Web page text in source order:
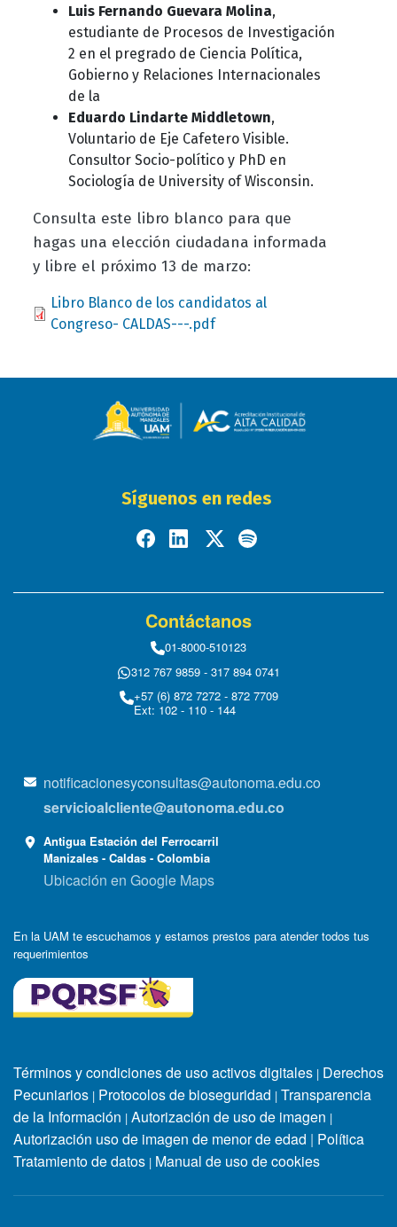
Luis Fernando Guevara Molina,
estudiante de Procesos de Investigación
2 en el pregrado de Ciencia Política,
Gobierno y Relaciones Internacionales
de la
Eduardo Lindarte Middletown,
Voluntario de Eje Cafetero Visible.
Consultor Socio-político y PhD en
Sociología de University of Wisconsin.
Consulta este libro blanco para que
hagas una elección ciudadana informada
y libre el próximo 13 de marzo:
Document
Libro Blanco de los candidatos al
Congreso- CALDAS---.pdf
Síguenos en redes
Contáctanos
01-8000-510123
312 767 9859 - 317 894 0741
+57 (6) 872 7272 - 872 7709
Ext: 102 - 110 - 144
notificacionesyconsultas@autonoma.edu.co
servicioalcliente@autonoma.edu.co
Antigua Estación del Ferrocarril
Manizales - Caldas - Colombia
Ubicación en Google Maps
En la UAM te escuchamos y estamos prestos para atender todos tus
requerimientos
Términos y condiciones de uso activos digitales | Derechos
Pecuniarios | Protocolos de bioseguridad | Transparencia
de la Información | Autorización de uso de imagen |
Autorización uso de imagen de menor de edad | Política
Tratamiento de datos | Manual de uso de cookies